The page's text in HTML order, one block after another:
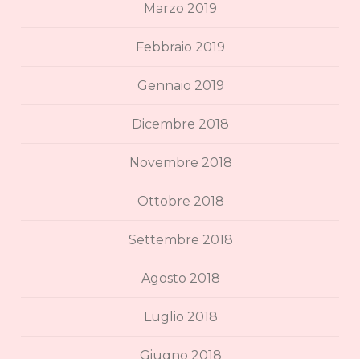
Marzo 2019
Febbraio 2019
Gennaio 2019
Dicembre 2018
Novembre 2018
Ottobre 2018
Settembre 2018
Agosto 2018
Luglio 2018
Giugno 2018